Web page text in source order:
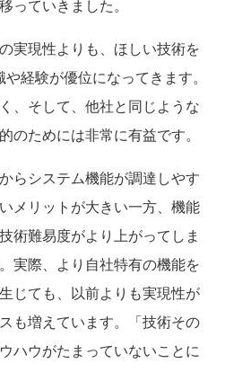
っていきました。
実現性よりも、ほしい技術を
経験が優位になってきます。
、そして、他社と同じような
のためには非常に有益です。
らシステム機能が調達しやす
メリットが大きい一方、機能
術難易度がより上がってしま
実際、より自社特有の機能を
じても、以前よりも実現性が
も増えています。「技術その
ハウがたまっていないことに